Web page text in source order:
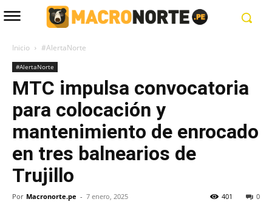
Inicio #AlertaNorte
#AlertaNorte
MTC impulsa convocatoria
para colocación y
mantenimiento de enrocado
en tres balnearios de
Trujillo
Por Macronorte.pe - 7 enero, 2025 0
401